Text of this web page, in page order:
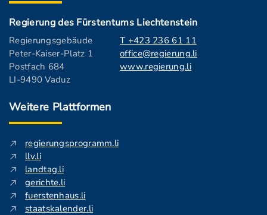
Regierung des Fürstentums Liechtenstein
Regierungsgebäude
Peter-Kaiser-Platz 1
Postfach 684
LI-9490 Vaduz
T +423 236 61 11
office@regierung.li
www.regierung.li
Weitere Plattformen
regierungsprogramm.li
llv.li
landtag.li
gerichte.li
fuerstenhaus.li
staatskalender.li